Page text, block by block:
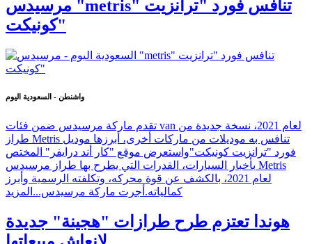
مرسيدس "metris" تنافس فورد "ترانزيت
كونيكت"
واشنطن - السعودية اليوم
تقدم ماركة مرسيدس ضمن فئات van لعام 2021، نسخة جديدة من
طراز Metris تنافس به موديلات من ماركات أخرى، أبرزها موديل
فورد "ترانزيت كونيكت"واستعرض موقع "كار أند درايفر" المختص
بأخبار السيارات، القدرات التي يطرح بها طراز مرسيدس Metris
لعام 2021، بالكشف عن قوة محركه، وتكلفته الرسمية وأبرز
كمالياته.أجرت ماركة مرسيدس... المزيد
هوندا تعتزم طرح طرازات "هجينة" جديدة